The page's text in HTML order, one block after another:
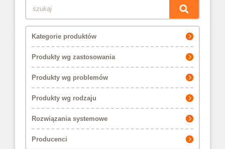
Kategorie produktów
Produkty wg zastosowania
Produkty wg problemów
Produkty wg rodzaju
Rozwiązania systemowe
Producenci